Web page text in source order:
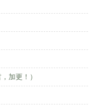
加更！）